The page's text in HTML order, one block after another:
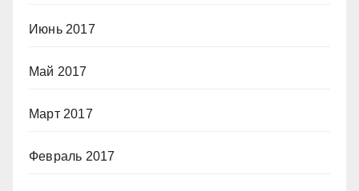
Июнь 2017
Май 2017
Март 2017
Февраль 2017